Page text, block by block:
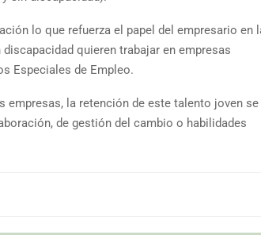
lo que refuerza el papel del empresario en
quieren trabajar en empresas
Especiales de Empleo.
empresas, la retención de este talento joven se
de gestión del cambio o habilidades